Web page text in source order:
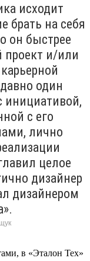
исходит
брать на себя
он быстрее
проект и/или
один
инициативой,
с его
лично
целое
дизайнер
дизайнером
в «Эталон Тех»